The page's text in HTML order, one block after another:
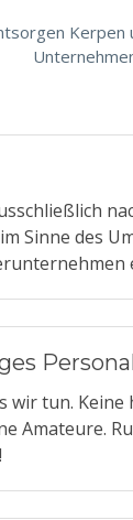
Kerpen
Sinne des
wir tun.
Amateure.